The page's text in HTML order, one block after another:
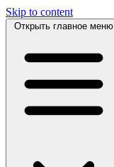
Skip to content
Открыть главное меню